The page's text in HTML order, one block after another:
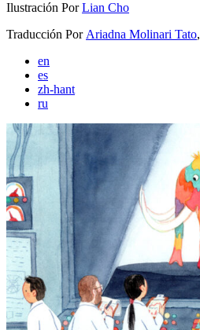
Ilustración PorLian Cho
Traducción Por Ariadna Molinari Tato,
Traducir
artículo
en
es
zh-hant
ru